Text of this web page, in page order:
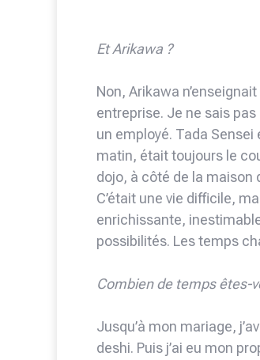
Et Arikawa ?
Non, Arikawa
entreprise. Je ne sais
un employé. Tada
matin, était toujours le
dojo, à côté de la maison
C’était une vie difficile,
enrichissante,
possibilités. Les temps
Combien de temps êtes-
Jusqu’à mon mariage,
deshi. Puis j’ai eu mon